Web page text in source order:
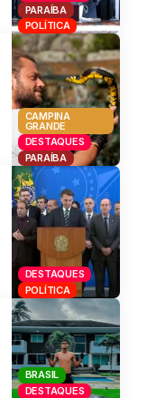
PARAÍBA
POLÍTICA
CAMPINA
GRANDE
DESTAQUES
PARAÍBA
DESTAQUES
POLÍTICA
BRASIL
DESTAQUES